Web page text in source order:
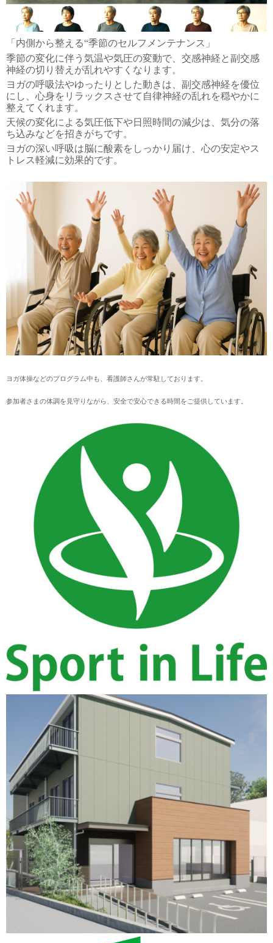
「内側から整える“季節のセルフメンテナンス」
季節の変化に伴う気温や気圧の変動で、交感神経と副交感
神経の切り替えが乱れやすくなります。
ヨガの呼吸法やゆったりとした動きは、副交感神経を優位
にし、心身をリラックスさせて自律神経の乱れを穏やかに
整えてくれます。
天候の変化による気圧低下や日照時間の減少は、気分の落
ち込みなどを招きがちです。
ヨガの深い呼吸は脳に酸素をしっかり届け、心の安定やス
トレス軽減に効果的です。
ヨガ体操などのプログラム中も、看護師さんが常駐しております。
参加者さまの体調を見守りながら、安全で安心できる時間をご提供しています。